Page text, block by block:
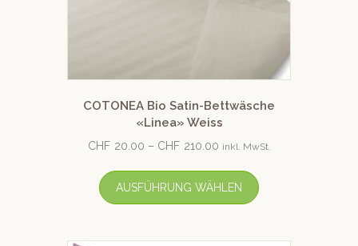
COTONEA Bio Satin-Bettwäsche
«Linea» Weiss
CHF 20.00 – CHF 210.00 inkl. MwSt.
AUSFÜHRUNG WÄHLEN